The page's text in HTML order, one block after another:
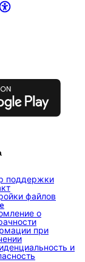
поддержки
файлов
о
при
и